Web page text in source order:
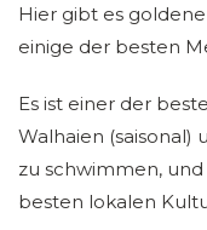
Hier gibt es
einige der besten
Es ist einer der
Walhaien (saisonal)
zu schwimmen,
besten lokalen